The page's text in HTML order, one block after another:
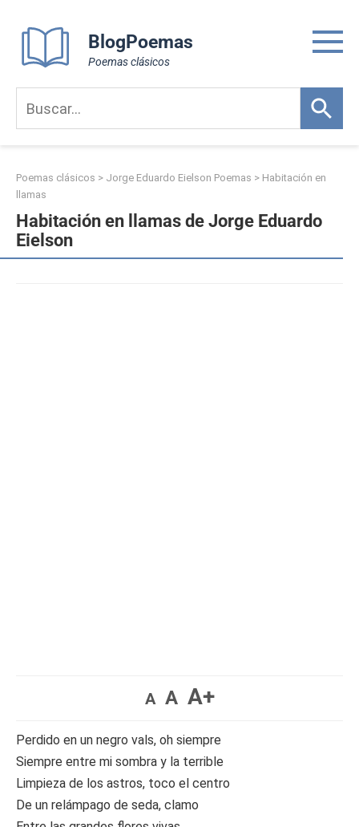
content
BlogPoemas
Poemas clásicos
Poemas clásicos > Jorge Eduardo Eielson Poemas > Habitación en
llamas
Habitación en llamas de Jorge Eduardo
Eielson
A A A+
Perdido en un negro vals, oh siempre
Siempre entre mi sombra y la terrible
Limpieza de los astros, toco el centro
De un relámpago de seda, clamo